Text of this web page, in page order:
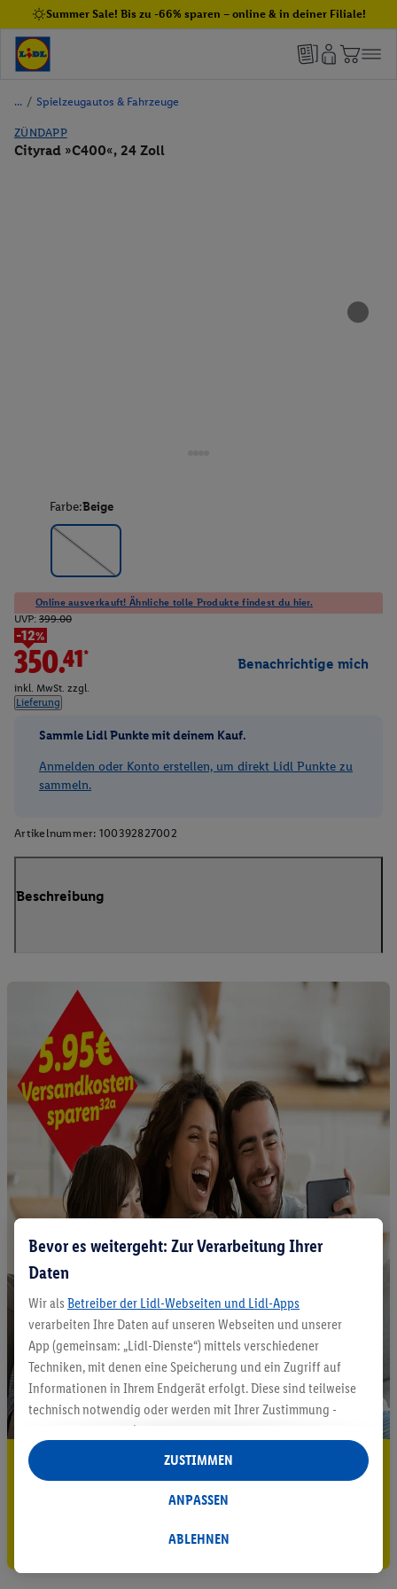
Summer Sale! Bis zu -66% sparen – online & in deiner Filiale!
/ Spielzeugautos & Fahrzeuge
ZÜNDAPP
Cityrad »C400«, 24 Zoll
Farbe:Beige
Online ausverkauft! Ähnliche tolle Produkte findest du hier.
UVP: 399.00
-12%
350.41*
inkl. MwSt. zzgl.
Lieferung
Benachrichtige mich
Sammle Lidl Punkte mit deinem Kauf.
Anmelden oder Konto erstellen, um direkt Lidl Punkte zu
sammeln.
Artikelnummer: 100392827002
Beschreibung
5.95 € Versand sparen³²ᵃ
Jetzt zum Newsletter anmelden
Gutschein sichern!
Bevor es weitergeht: Zur Verarbeitung Ihrer
Daten
Wir als Betreiber der Lidl-Webseiten und Lidl-Apps
verarbeiten Ihre Daten auf unseren Webseiten und unserer
App (gemeinsam: „Lidl-Dienste“) mittels verschiedener
Techniken, mit denen eine Speicherung und ein Zugriff auf
Informationen in Ihrem Endgerät erfolgt. Diese sind teilweise
technisch notwendig oder werden mit Ihrer Zustimmung -
auch durch Partner (u.a.
Verantwortliche; im Zusammenhang mit dem IAB TCF
insgesamt
Statistik-Erstellung oder für personalisierte Werbung
Datenverarbeitungen für personalisierte Werbung werden
ABLEHNEN
ANPASSEN
ZUSTIMMEN